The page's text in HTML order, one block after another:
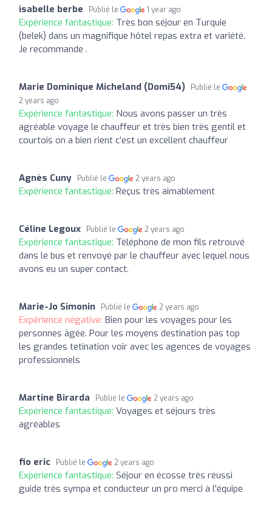
isabelle berbe Publié le 1 year ago
Expérience fantastique: Très bon séjour en Turquie
(belek) dans un magnifique hôtel repas extra et variété.
Je recommande .
Marie Dominique Micheland (Domi54)
Publié le
2 years ago
Expérience fantastique: Nous avons passer un très
agréable voyage le chauffeur et très bien très gentil et
courtois on a bien rient c’est un excellent chauffeur
Agnès Cuny Publié le 2 years ago
Expérience fantastique: Reçus très aimablement
Céline Legoux Publié le 2 years ago
Expérience fantastique: Téléphone de mon fils retrouvé
dans le bus et renvoyé par le chauffeur avec lequel nous
avons eu un super contact.
Marie-Jo Simonin Publié le 2 years ago
Expérience négative: Bien pour les voyages pour les
personnes âgée. Pour les moyens destination pas top
les grandes tetination voir avec les agences de voyages
professionnels
Martine Birarda Publié le 2 years ago
Expérience fantastique: Voyages et séjours très
agréables
fio eric Publié le 2 years ago
Expérience fantastique: Séjour en écosse très réussi
guide très sympa et conducteur un pro merci à l'équipe